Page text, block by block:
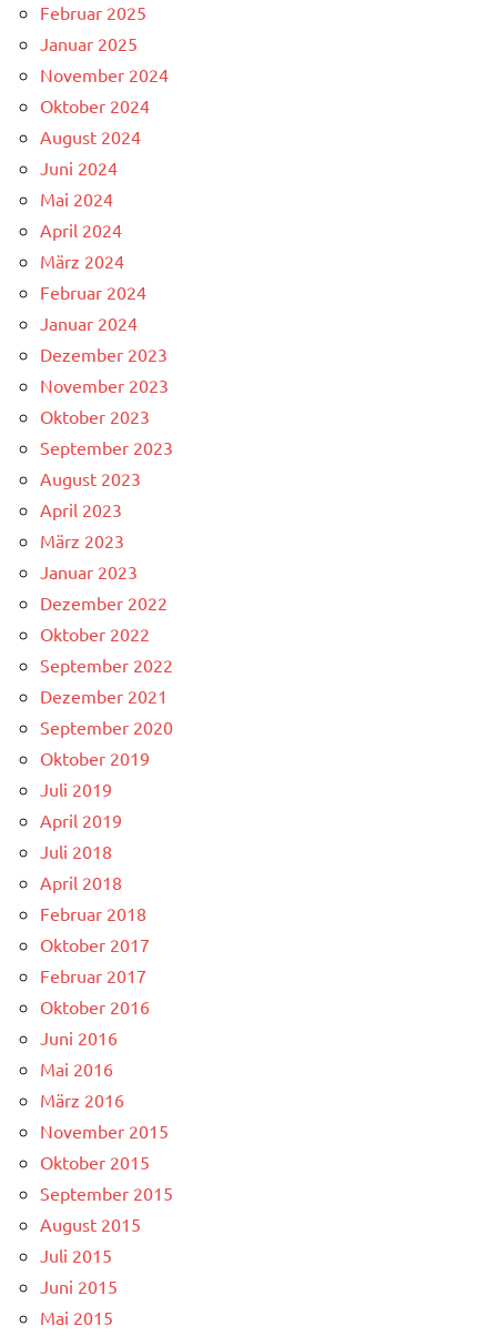
Februar 2025
Januar 2025
November 2024
Oktober 2024
August 2024
Juni 2024
Mai 2024
April 2024
März 2024
Februar 2024
Januar 2024
Dezember 2023
November 2023
Oktober 2023
September 2023
August 2023
April 2023
März 2023
Januar 2023
Dezember 2022
Oktober 2022
September 2022
Dezember 2021
September 2020
Oktober 2019
Juli 2019
April 2019
Juli 2018
April 2018
Februar 2018
Oktober 2017
Februar 2017
Oktober 2016
Juni 2016
Mai 2016
März 2016
November 2015
Oktober 2015
September 2015
August 2015
Juli 2015
Juni 2015
Mai 2015